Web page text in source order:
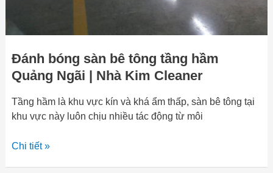
Đánh bóng sàn bê tông tầng hầm
Quảng Ngãi | Nhà Kim Cleaner
Tầng hầm là khu vực kín và khá ẩm thấp, sàn bê tông tại
khu vực này luôn chịu nhiều tác động từ môi
Kim
Chi tiết »